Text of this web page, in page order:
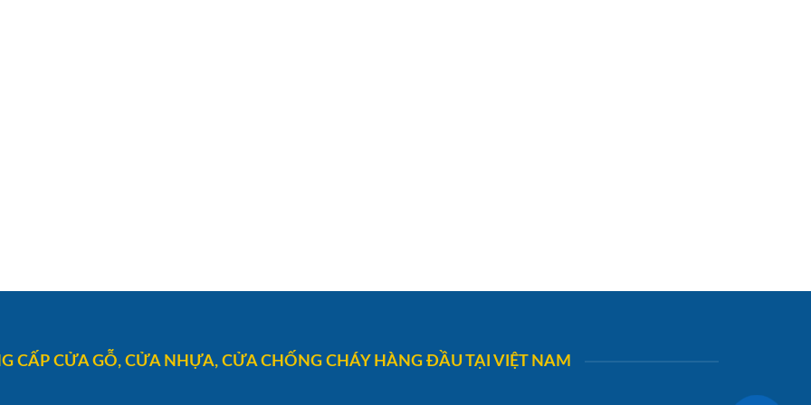
CẤP CỬA GỖ, CỬA NHỰA, CỬA CHỐNG CHÁY HÀNG ĐẦU TẠI VIỆT NAM